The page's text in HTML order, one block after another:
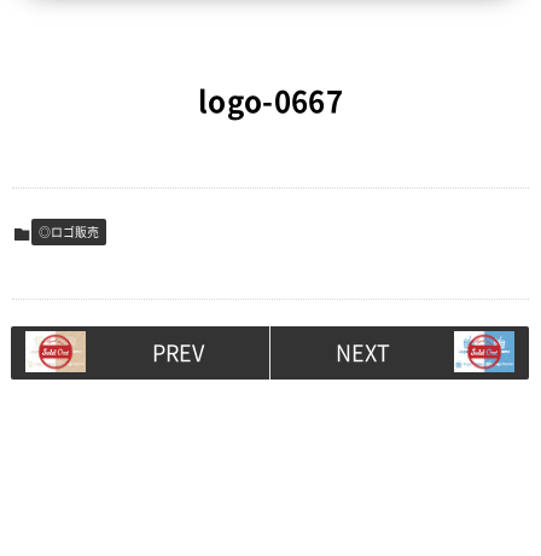
logo-0667
◎ロゴ販売
PREV NEXT